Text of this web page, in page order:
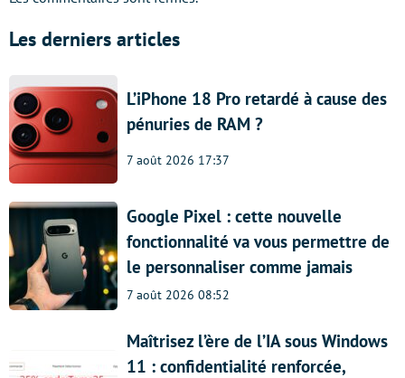
Les derniers articles
L’iPhone 18 Pro retardé à cause des
pénuries de RAM ?
7 août 2026 17:37
Google Pixel : cette nouvelle
fonctionnalité va vous permettre de
le personnaliser comme jamais
7 août 2026 08:52
Maîtrisez l’ère de l’IA sous Windows
11 : confidentialité renforcée,